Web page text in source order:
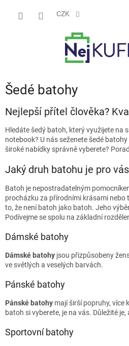
CZK
Šedé batohy
Nejlepší přítel člověka?
Hledáte šedý batoh, který využijete na
notebook? U nás seženete šedé
široké nabídky správně vyberete?
Jaký druh batohu je pro
Batoh je nepostradatelným
procházku za přírodními krásami nebo
to, že není batoh jako batoh. Jeho
Podívejme se spolu na základní
Dámské batohy
Dámské batohy jsou přizpůsobeny
ve světlých a veselých barvách.
Pánské batohy
Pánské batohy mají širší popruhy, více
batoh si vyberete, je na vás. Důležité
Sportovní batohy